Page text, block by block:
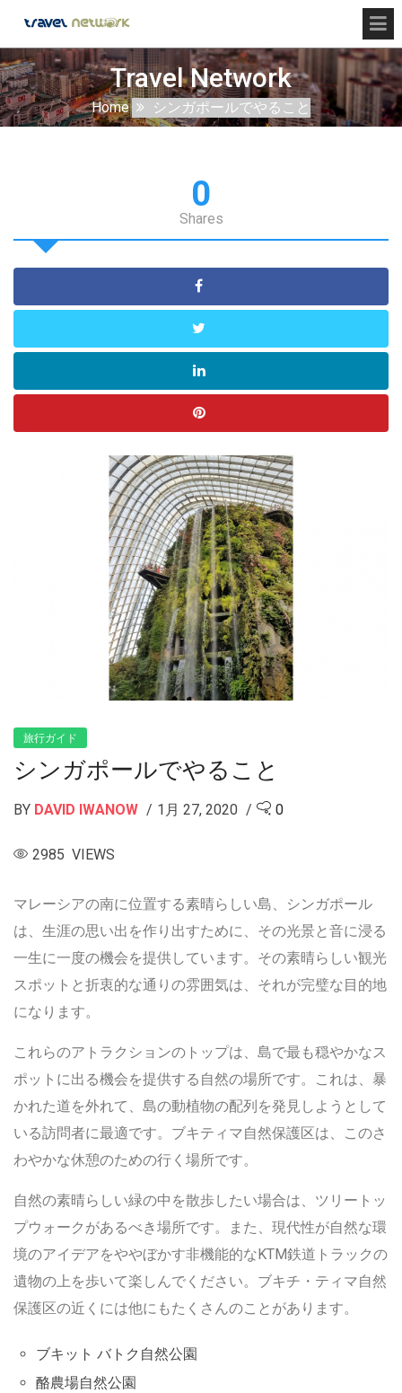
Travel Network
Home シンガポールでやること
0
Shares
旅行ガイド
シンガポールでやること
BY DAVID IWANOW 1月 27, 2020 0
2985 VIEWS
マレーシアの南に位置する素晴らしい島、シンガポール
は、生涯の思い出を作り出すために、その光景と音に浸る
一生に一度の機会を提供しています。その素晴らしい観光
スポットと折衷的な通りの雰囲気は、それが完璧な目的地
になります。
これらのアトラクションのトップは、島で最も穏やかなス
ポットに出る機会を提供する自然の場所です。これは、暴
かれた道を外れて、島の動植物の配列を発見しようとして
いる訪問者に最適です。ブキティマ自然保護区は、このさ
わやかな休憩のための行く場所です。
自然の素晴らしい緑の中を散歩したい場合は、ツリートッ
プウォークがあるべき場所です。また、現代性が自然な環
境のアイデアをややぼかす非機能的なKTM鉄道トラックの
遺物の上を歩いて楽しんでください。ブキチ・ティマ自然
保護区の近くには他にもたくさんのことがあります。
ブキット バトク自然公園
酪農場自然公園